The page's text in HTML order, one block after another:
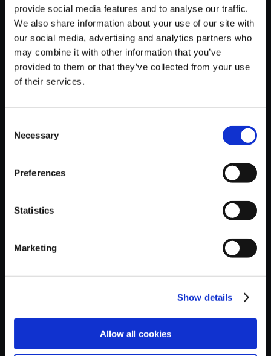
provide social media features and to analyse our traffic.
We also share information about your use of our site with
our social media, advertising and analytics partners who
may combine it with other information that you’ve
provided to them or that they’ve collected from your use
of their services.
Selection
Necessary
Preferences
Statistics
Marketing
Show details
Allow all cookies
【単曲】モンスターハンター 狩
猟音楽集II ～咆哮の章～ 秘境の
伝説
おすすめ商品
ーハンター ....
ーハンター ....
ーハンター ....